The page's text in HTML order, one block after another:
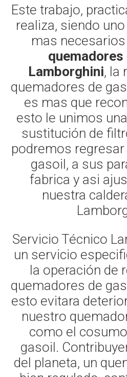
Este trabajo,
realiza, siendo
mas
Lamborghini, la
quemadores de
es mas que
esto le unimos
sustitución de
podremos
gasoil, a sus
fabrica y asi
nuestra
Servicio Técnico
un servicio
la operación de
quemadores de
esto evitara
nuestro
como el
gasoil.
del planeta, un